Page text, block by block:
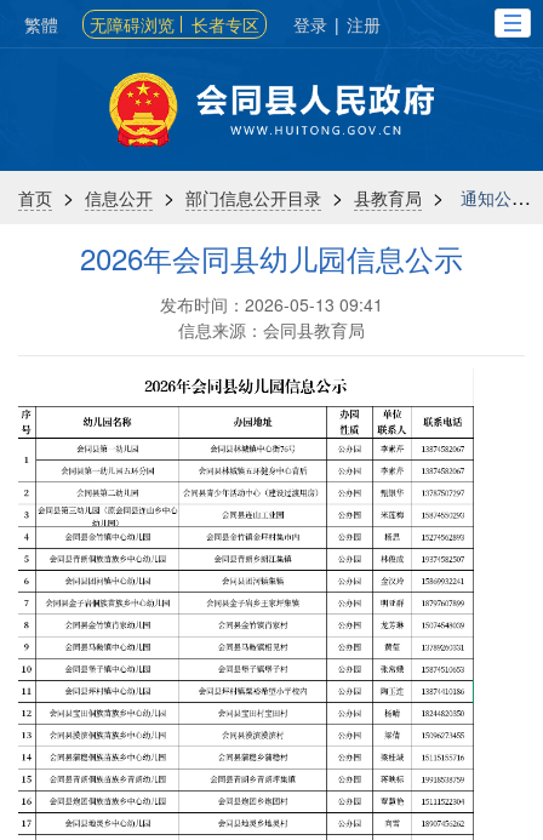
繁體 无障碍浏览 长者专区 登录 | 注册
首页 > 信息公开 > 部门信息公开目录 > 县教育局 > 通知公告
2026年会同县幼儿园信息公示
发布时间：2026-05-13 09:41
信息来源：会同县教育局